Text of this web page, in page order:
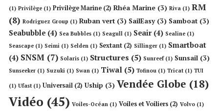
(1) Privilège (1) Privilège Marine (2) Rhéa Marine (3) Riva (1) RM
(8) Rodriguez Group (1) Ruban vert (3) SailEasy(3) Samboat (3)
Seabubble (4) Sea Bubbles (1) Seagull (1) Seair(4) Sealine (1)
Seascape (1) Seimi (1) Selden (1) Sextant (2) Sillinger (1) Smartboat
(4) SNSM (7) Solaris (1) Structures (5) Sunreef(1) Sunsail (3)
Sunseeker (1) Suzuki (1) Swan (1) Tiwal (5) Tofinou (1) Tricat(1) TUI
(1) Ufast(1) Universail (2) Uship (3) Vendée Globe (18)
Vidéo (45) Voiles-Océan (1) Voiles et Voiliers (2) Volvo (1)